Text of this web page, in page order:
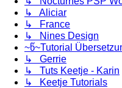
↳ Aliciar
↳ France
↳ Nines Design
~წ~Tutorial
↳ Gerrie
↳ Tuts Keetje - Karin
↳ Keetje Tutorials